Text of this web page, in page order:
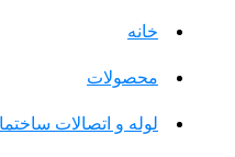
خانه
محصولات
لوله و اتصالات